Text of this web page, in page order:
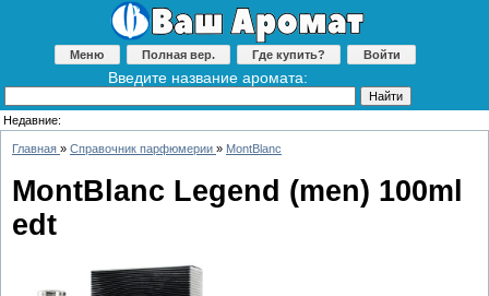
Меню Полная вер. Где купить? Войти
Введите название аромата:
Недавние:
Главная » Справочник парфюмерии » MontBlanc
MontBlanc Legend (men) 100ml
edt